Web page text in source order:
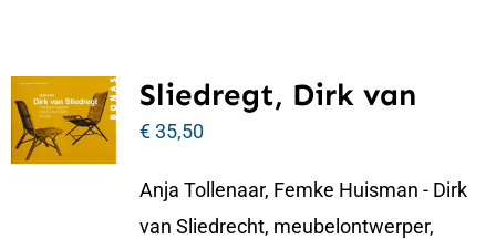
Sliedregt, Dirk van
€35,50
Anja Tollenaar, Femke Huisman - Dirk
van Sliedrecht, meubelontwerper,